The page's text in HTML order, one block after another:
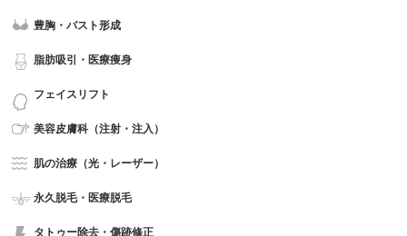
豊胸・バスト形成
脂肪吸引・医療痩身
フェイスリフト
美容皮膚科（注射・注入）
肌の治療（光・レーザー）
永久脱毛・医療脱毛
タトゥー除去・傷跡修正